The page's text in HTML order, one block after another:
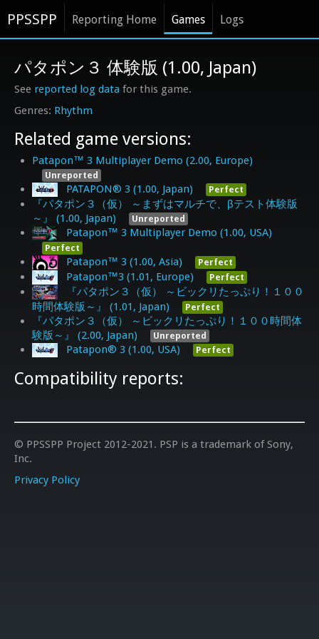
PPSSPP Reporting Home Games Logs
Rhythm
パタポン３ 体験版 (1.00, Japan)
See reported log data for this game.
Related game versions:
Patapon™ 3 Multiplayer Demo (2.00, Europe)
Unreported
PATAPON® 3 (1.00, Japan) Perfect
『パタポン３（仮） ～まずはマルチで、βテスト体験版
～』 (1.00, Japan)
Unreported
Patapon™ 3 Multiplayer Demo (1.00, USA)
Perfect
Patapon™ 3 (1.00, Asia) Perfect
Patapon™3 (1.01, Europe) Perfect
『パタポン３（仮） ～ビックリたっぷり！１００
時間体験版～』 (1.01, Japan)
Perfect
『パタポン３（仮） ～ビックリたっぷり！１００時間体
験版～』 (2.00, Japan)
Unreported
Patapon® 3 (1.00, USA) Perfect
Compatibility reports:
© PPSSPP Project 2012-2021. PSP is a trademark of Sony,
Inc.
Privacy Policy